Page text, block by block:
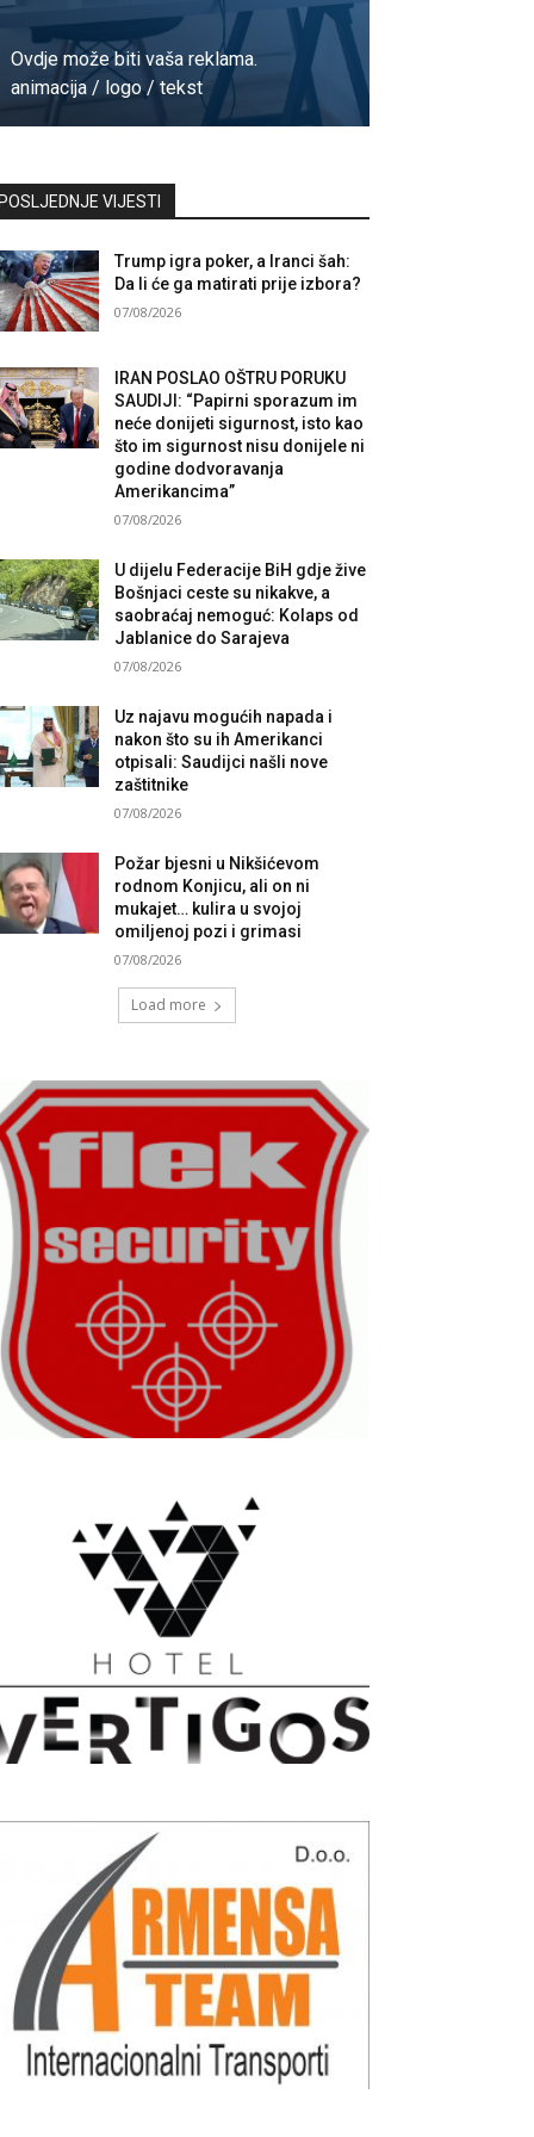
Ovdje može biti vaša reklama.
animacija / logo / tekst
VIJESTI
Trump igra poker, a Iranci šah:
Da li će ga matirati prije izbora?
07/08/2026
IRAN POSLAO OŠTRU PORUKU
SAUDIJI: “Papirni sporazum im
neće donijeti sigurnost, isto kao
što im sigurnost nisu donijele ni
godine dodvoravanja
Amerikancima”
07/08/2026
U dijelu Federacije BiH gdje žive
Bošnjaci ceste su nikakve, a
saobraćaj nemoguć: Kolaps od
Jablanice do Sarajeva
07/08/2026
Uz najavu mogućih napada i
nakon što su ih Amerikanci
otpisali: Saudijci našli nove
zaštitnike
07/08/2026
Požar bjesni u Nikšićevom
rodnom Konjicu, ali on ni
mukajet… kulira u svojoj
omiljenoj pozi i grimasi
07/08/2026
Load more